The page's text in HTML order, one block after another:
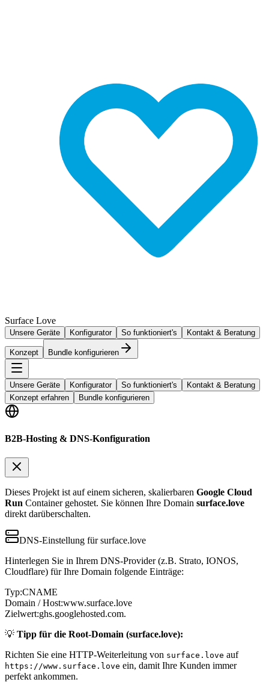
Surface Love
Unsere Geräte Konfigurator So funktioniert's Kontakt & Beratung
Konzept Bundle konfigurieren
Unsere Geräte Konfigurator So funktioniert's
Kontakt & Beratung
Konzept erfahren
Bundle konfigurieren
B2B-Hosting & DNS-Konfiguration
Dieses Projekt ist auf einem sicheren, skalierbaren Google Cloud
Run Container gehostet. Sie können Ihre Domain surface.love
direkt darüberschalten.
DNS-Einstellung für surface.love
Hinterlegen Sie in Ihrem DNS-Provider (z.B. Strato, IONOS,
Cloudflare) für Ihre Domain folgende Einträge:
Typ:CNAME
Domain / Host:www.surface.love
Zielwert:ghs.googlehosted.com.
💡 Tipp für die Root-Domain (surface.love):
Richten Sie eine HTTP-Weiterleitung von surface.love auf
https://www.surface.love ein, damit Ihre Kunden immer
perfekt ankommen.